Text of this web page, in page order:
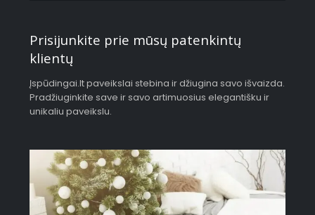
Prisijunkite prie mūsų patenkintų
klientų
Įspūdingai.lt paveikslai stebina ir džiugina savo išvaizda.
Pradžiuginkite save ir savo artimuosius elegantišku ir
unikaliu paveikslu.